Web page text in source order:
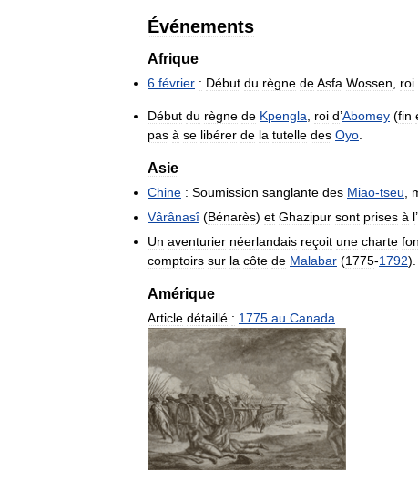
Événements
Afrique
6 février : Début du règne deAsfa Wossen roi
Début du règne de Kpengla roi d’Abomey (fin
pas à se libérer de la tutelle des Oyo
Asie
Chine : Soumission sanglante des Miao-tseu
Vârânasî (Bénarès) et Ghazipur sont prises à l’
Un aventurier néerlandais reçoit une charte
comptoirs sur la côte de Malabar (1775-1792).
Amérique
Article détaillé : 1775 au Canada